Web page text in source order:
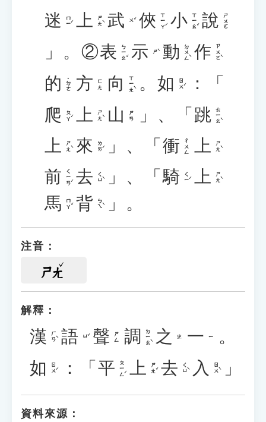
迷 ㄇㄧˊ 上 ㄕㄤˋ 武 ㄨˇ 俠 ㄒㄧㄚˊ 小 ㄒㄧㄠˇ 說 ㄕㄨㄛ
」。②表 ㄅㄧㄠˇ 示 ㄕˋ 動 ㄉㄨㄥˋ 作 ㄗㄨㄛˋ
的 ˙ㄉㄜ 方 ㄈㄤ 向 ㄒㄧㄤˋ 。 如 ㄖㄨˊ
：「
爬 ㄆㄚˊ 上 ㄕㄤˋ 山 ㄕㄢ 」、「 跳 ㄊㄧㄠˋ
上 ㄕㄤˋ 來 ㄌㄞˊ 」、「 衝 ㄔㄨㄥ 上 ㄕㄤˋ
前 ㄑㄧㄢˊ 去 ㄑㄩˋ 」、「騎 ㄑㄧˊ 上 ㄕㄤˋ
馬 ㄇㄚˇ 背 ㄅㄟˋ 」。
注音：
ㄕㄤ
解釋：
漢 ㄏㄢˋ 語 ㄩˇ 聲 ㄕㄥ 調 ㄉㄧㄠˋ 之 ㄓ 一 ㄧ
。
如 ㄖㄨˊ ：「 平 ㄆㄧㄥˊ 上 ㄕㄤˇ 去 ㄑㄩˋ 入 ㄖㄨˋ 」
資料來源：